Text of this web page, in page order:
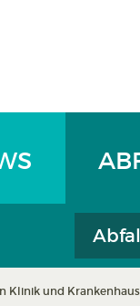
Klinik und Krankenhaus